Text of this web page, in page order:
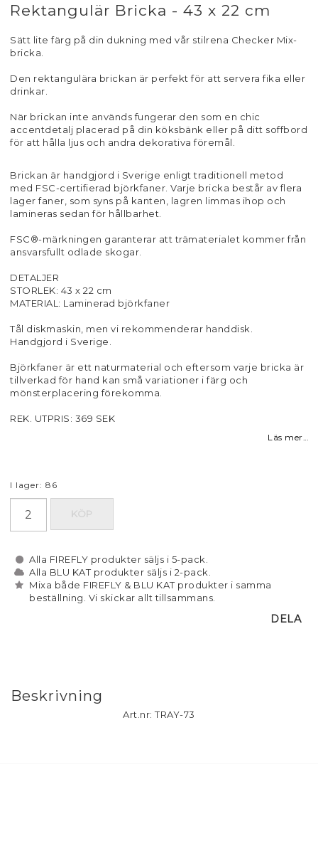
Rektangulär Bricka - 43 x 22 cm
Sätt lite färg på din dukning med vår stilrena Checker Mix-
bricka.
Den rektangulära brickan är perfekt för att servera fika eller
drinkar.
När brickan inte används fungerar den som en chic
accentdetalj placerad på din köksbänk eller på ditt soffbord
för att hålla ljus och andra dekorativa föremål.
Brickan är handgjord i Sverige enligt traditionell metod
med FSC-certifierad björkfaner. Varje bricka består av flera
lager faner, som syns på kanten, lagren limmas ihop och
lamineras sedan för hållbarhet.
FSC®-märkningen garanterar att trämaterialet kommer från
ansvarsfullt odlade skogar.
DETALJER
STORLEK: 43 x 22 cm
MATERIAL: Laminerad björkfaner
Tål diskmaskin, men vi rekommenderar handdisk.
Handgjord i Sverige.
Björkfaner är ett naturmaterial och eftersom varje bricka är
tillverkad för hand kan små variationer i färg och
mönsterplacering förekomma.
REK. UTPRIS: 369 SEK
Läs mer...
I lager: 86
KÖP
Alla FIREFLY produkter säljs i 5-pack.
Alla BLU KAT produkter säljs i 2-pack.
Mixa både FIREFLY & BLU KAT produkter i samma
beställning. Vi skickar allt tillsammans.
DELA
Beskrivning
Art.nr: TRAY-73